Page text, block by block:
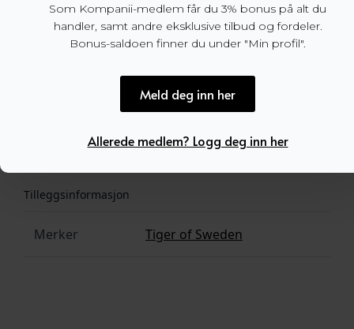
Tilleggsinformasjon
Tilleggsinformasjon
Merker Tiger of Sweden
Som Kompanii-medlem får du 3% bonus på alt du
handler, samt andre eksklusive tilbud og fordeler.
Bonus-saldoen finner du under "Min profil".
Meld deg inn her
Allerede medlem? Logg deg inn her